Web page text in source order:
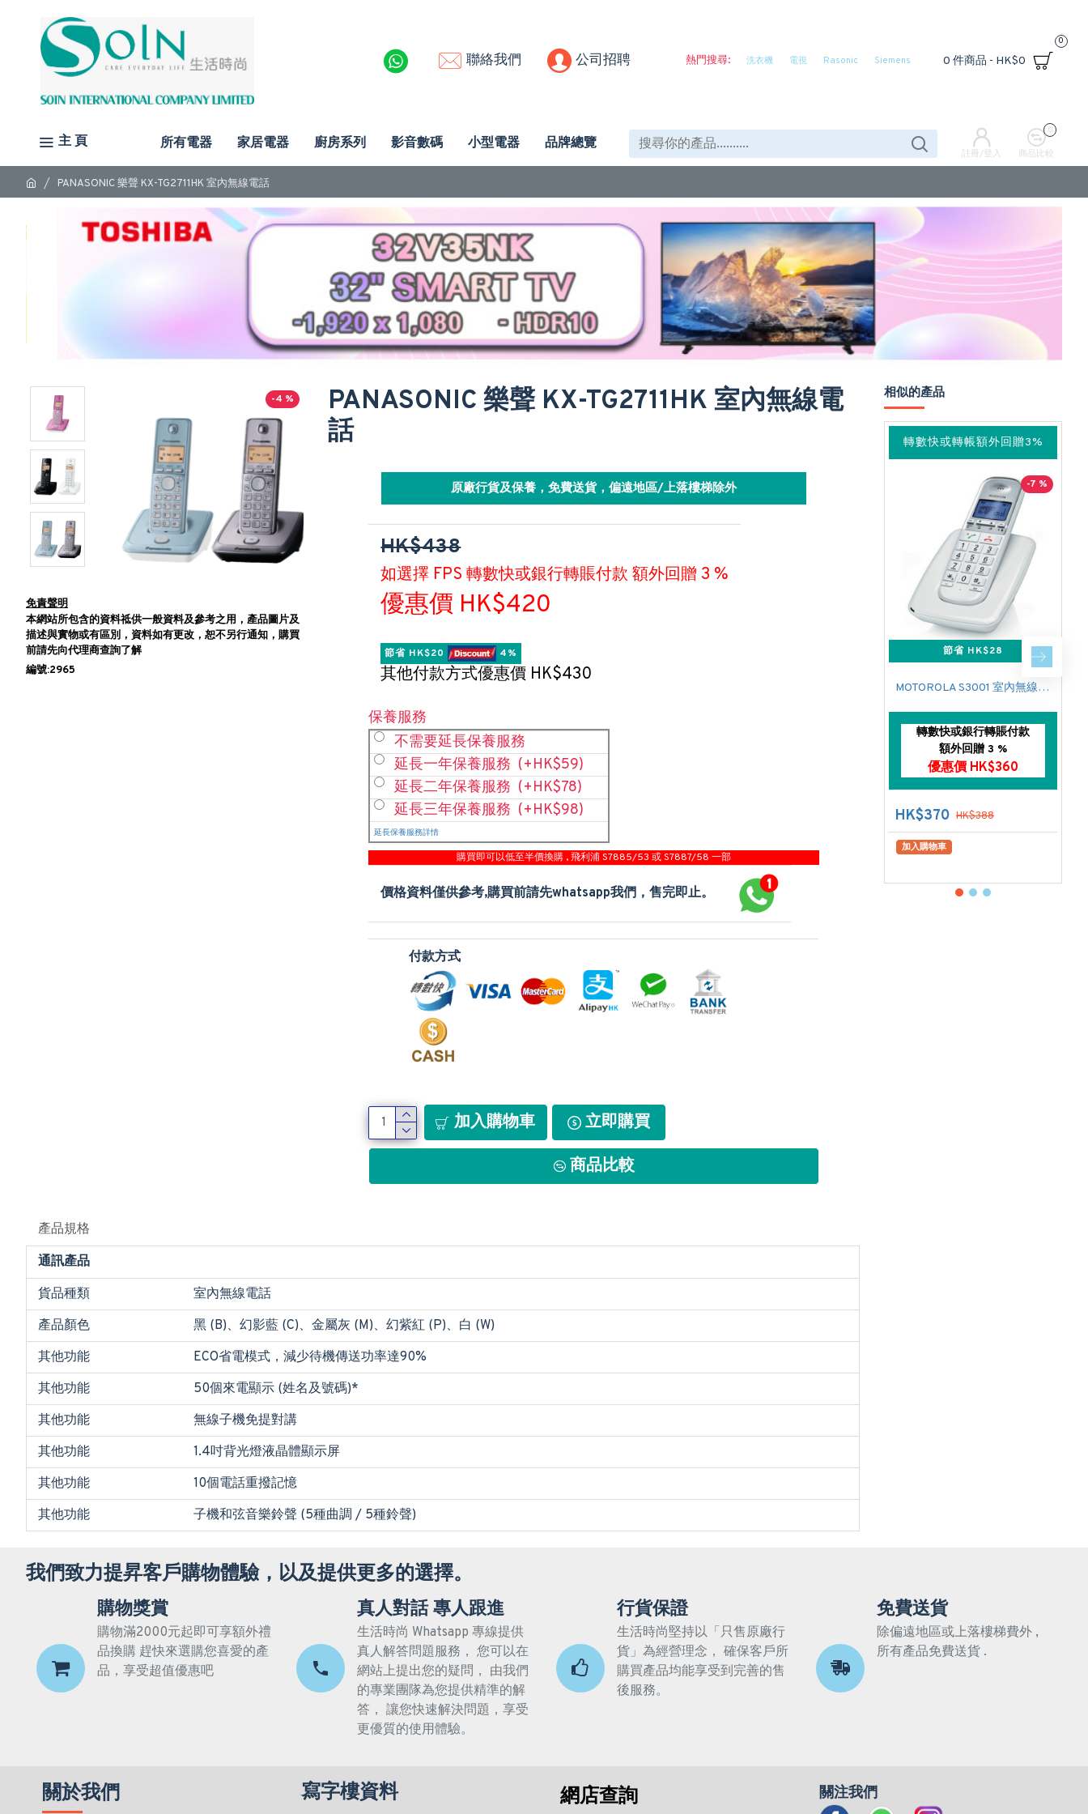
聯絡我們 公司招聘 熱門搜尋: 洗衣機 電視 Rasonic Siemens 0 件商品 - HK$0
0
主 頁 所有電器 家居電器 廚房系列 影音數碼 小型電器 品牌總覽
註冊/登入 商品比較
0
PANASONIC 樂聲 KX-TG2711HK 室內無線電話
-4 %
免責聲明
本網站所包含的資料祗供一般資料及參考之用，產品圖片及
描述與實物或有區別，資料如有更改，恕不另行通知，購買
前請先向代理商查詢了解
編號:2965
PANASONIC 樂聲 KX-TG2711HK 室內無線電
話
原廠行貨及保養，免費送貨，偏遠地區/上落樓梯除外
HK$438
如選擇 FPS 轉數快或銀行轉賬付款 額外回贈 3 %
優惠價 HK$420
節省 HK$20 4%
其他付款方式優惠價 HK$430
保養服務
不需要延長保養服務
延長一年保養服務 (+HK$59)
延長二年保養服務 (+HK$78)
延長三年保養服務 (+HK$98)
延長保養服務詳情
購買即可以低至半價換購 , 飛利浦 S7885/53 或 S7887/58 一部
價格資料僅供參考,購買前請先whatsapp我們，售完即止。
付款方式
加入購物車 立即購買
商品比較
產品規格
通訊產品
貨品種類
室內無線電話
產品顏色
黑 (B)、幻影藍 (C)、金屬灰 (M)、幻紫紅 (P)、白 (W)
其他功能
ECO省電模式，減少待機傳送功率達90%
其他功能
50個來電顯示 (姓名及號碼)*
其他功能
無線子機免提對講
其他功能
1.4吋背光燈液晶體顯示屏
其他功能
10個電話重撥記憶
其他功能
子機和弦音樂鈴聲 (5種曲調 / 5種鈴聲)
相似的產品
轉數快或轉帳額外回贈3%
-7 %
節省 HK$28
MOTOROLA S3001 室內無線電話
轉數快或銀行轉賬付款
額外回贈 3 %
優惠價 HK$360
HK$370 HK$388
加入購物車
我們致力提昇客戶購物體驗，以及提供更多的選擇。
購物獎賞
購物滿2000元起即可享額外禮
品換購 趕快來選購您喜愛的產
品，享受超值優惠吧
真人對話 專人跟進
生活時尚 Whatsapp 專線提供
真人解答問題服務， 您可以在
網站上提出您的疑問， 由我們
的專業團隊為您提供精準的解
答， 讓您快速解決問題，享受
更優質的使用體驗。
行貨保證
生活時尚堅持以「只售原廠行
貨」為經營理念， 確保客戶所
購買產品均能享受到完善的售
後服務。
免費送貨
除偏遠地區或上落樓梯費外 ,
所有產品免費送貨 .
關於我們 寫字樓資料 網店查詢 關注我們